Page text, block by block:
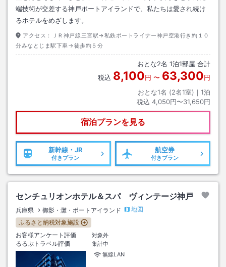
端技術が交差する神戸ポートアイランドで、私たちは愛され続け
るホテルをめざします。
アクセス：
ＪＲ神戸線三宮駅→私鉄ポートライナー神戸空港行き約１０
分みなとじま駅下車→徒歩約５分
おとな2名 1泊1部屋 合計
税込 8,100円 〜 63,300円
おとな1名 (2名1室)｜ 1泊
税込 4,050円〜31,650円
宿泊プランを見る
新幹線・JR
付きプラン
航空券
付きプラン
センチュリオンホテル＆スパ ヴィンテージ神戸
兵庫県 御影・灘・ポートアイランド
地図
ふるさと納税対象施設
お客様アンケート評価
対象外
るるぶトラベル評価
集計中
無線LAN